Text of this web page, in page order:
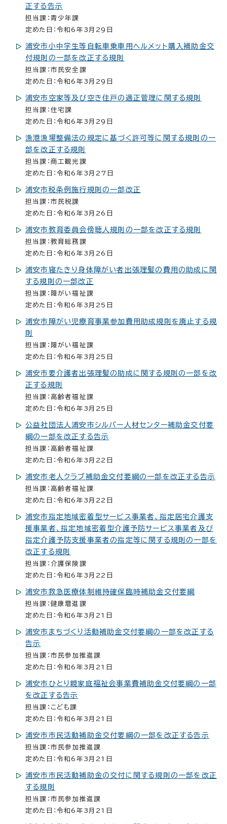
正する告示
担当課：青少年課
定めた日：令和6年3月29日
浦安市小中学生等自転車乗車用ヘルメット購入補助金交
付規則の一部を改正する規則
担当課：市民安全課
定めた日：令和6年3月29日
浦安市空家等及び空き住戸の適正管理に関する規則
担当課：住宅課
定めた日：令和6年3月29日
漁港漁場整備法の規定に基づく許可等に関する規則の一
部を改正する規則
担当課：商工観光課
定めた日：令和6年3月27日
浦安市税条例施行規則の一部改正
担当課：市民税課
定めた日：令和6年3月26日
浦安市教育委員会傍聴人規則の一部を改正する規則
担当課：教育総務課
定めた日：令和6年3月26日
浦安市寝たきり身体障がい者出張理髪の費用の助成に関
する規則の一部改正
担当課：障がい福祉課
定めた日：令和6年3月25日
浦安市障がい児療育事業参加費用助成規則を廃止する規
則
担当課：障がい福祉課
定めた日：令和6年3月25日
浦安市要介護者出張理髪の助成に関する規則の一部を改
正する規則
担当課：高齢者福祉課
定めた日：令和6年3月25日
公益社団法人浦安市シルバー人材センター補助金交付要
綱の一部を改正する告示
担当課：高齢者福祉課
定めた日：令和6年3月22日
浦安市老人クラブ補助金交付要綱の一部を改正する告示
担当課：高齢者福祉課
定めた日：令和6年3月22日
浦安市指定地域密着型サービス事業者、指定居宅介護支
援事業者、指定地域密着型介護予防サービス事業者及び
指定介護予防支援事業者の指定等に関する規則の一部を
改正する規則
担当課：介護保険課
定めた日：令和6年3月22日
浦安市救急医療体制維持確保臨時補助金交付要綱
担当課：健康増進課
定めた日：令和6年3月21日
浦安市まちづくり活動補助金交付要綱の一部を改正する
告示
担当課：市民参加推進課
定めた日：令和6年3月21日
浦安市ひとり親家庭福祉会事業費補助金交付要綱の一部
を改正する告示
担当課：こども課
定めた日：令和6年3月21日
浦安市市民活動補助金交付要綱の一部を改正する告示
担当課：市民参加推進課
定めた日：令和6年3月21日
浦安市市民活動補助金の交付に関する規則の一部を改正
する規則
担当課：市民参加推進課
定めた日：令和6年3月21日